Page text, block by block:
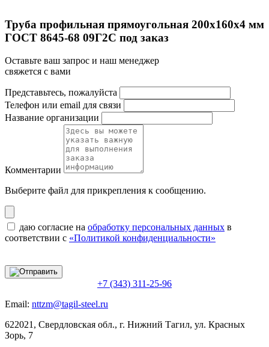
Труба профильная прямоугольная 200x160x4 мм
ГОСТ 8645-68 09Г2С под заказ
Оставьте ваш запрос и наш менеджер
свяжется с вами
Представьтесь, пожалуйста
Телефон или email для связи
Название организации
Комментарии
Выберите файл для прикрепления к сообщению.
даю согласие на обработку персональных данных в
соответствии с «Политикой конфиденциальности»
+7 (343) 311-25-96
Email: nttzm@tagil-steel.ru
622021, Свердловская обл., г. Нижний Тагил, ул. Красных
Зорь, 7